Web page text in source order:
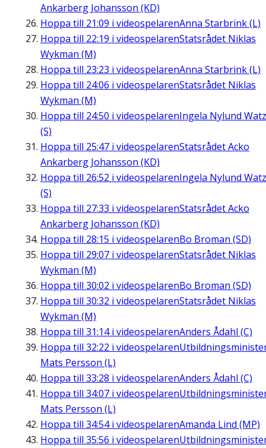
Ankarberg Johansson (KD)
Hoppa till 21:09 i videospelarenAnna Starbrink (L)
Hoppa till 22:19 i videospelarenStatsrådet Niklas
Wykman (M)
Hoppa till 23:23 i videospelarenAnna Starbrink (L)
Hoppa till 24:06 i videospelarenStatsrådet Niklas
Wykman (M)
Hoppa till 24:50 i videospelarenIngela Nylund Watz
(S)
Hoppa till 25:47 i videospelarenStatsrådet Acko
Ankarberg Johansson (KD)
Hoppa till 26:52 i videospelarenIngela Nylund Watz
(S)
Hoppa till 27:33 i videospelarenStatsrådet Acko
Ankarberg Johansson (KD)
Hoppa till 28:15 i videospelarenBo Broman (SD)
Hoppa till 29:07 i videospelarenStatsrådet Niklas
Wykman (M)
Hoppa till 30:02 i videospelarenBo Broman (SD)
Hoppa till 30:32 i videospelarenStatsrådet Niklas
Wykman (M)
Hoppa till 31:14i videospelarenAnders Ådahl (C)
Hoppa till 32:22 i videospelaren
Mats Persson (L)
Hoppa till 33:28 i videospelarenAnders Ådahl (C)
Hoppa till 34:07 i videospelaren
Mats Persson (L)
Hoppa till 34:54i videospelarenAmanda Lind (MP)
Hoppa till 35:56 i videospelaren